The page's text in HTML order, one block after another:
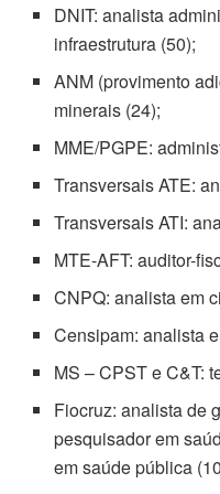
DNIT: analista
infraestrutura (50);
ANM (provimento
minerais (24);
MME/PGPE:
Transversais ATE:
Transversais ATI:
MTE-AFT: auditor-
CNPQ: analista em
Censipam: analista
MS – CPST e C&T:
Fiocruz: analista de
pesquisador em
em saúde pública